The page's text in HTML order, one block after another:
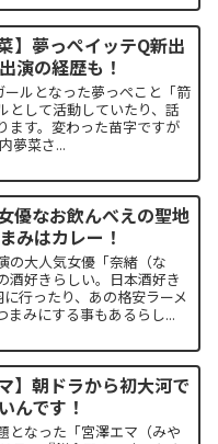
】夢っぺイッテQ新出
演の経歴も！
ールとなった夢っぺこと「箭
として活動していたり、話
ます。変わった苗字ですが
夢菜さ...
優なお飲んべえの聖地
みはカレー！
の大人気女優「奈緒（な
酒好きらしい。日本酒好き
行ったり、あの格安ラーメ
まみにする事もあるらし...
】朝ドラから初大河で
んです！
となった「宮澤エマ（みや